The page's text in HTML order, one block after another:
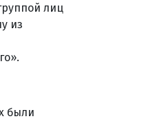
лиц
из
были